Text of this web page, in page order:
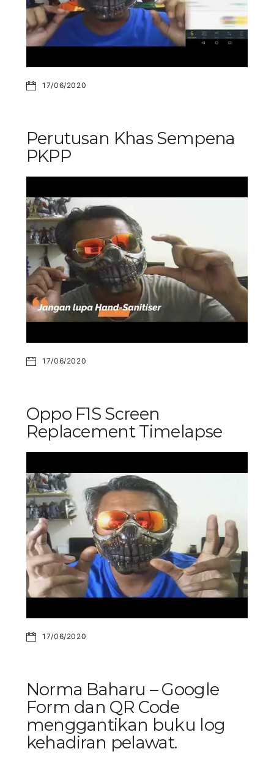
17/06/2020
Perutusan Khas Sempena
PKPP
17/06/2020
Oppo F1S Screen
Replacement Timelapse
17/06/2020
Norma Baharu – Google
Form dan QR Code
menggantikan buku log
kehadiran pelawat.